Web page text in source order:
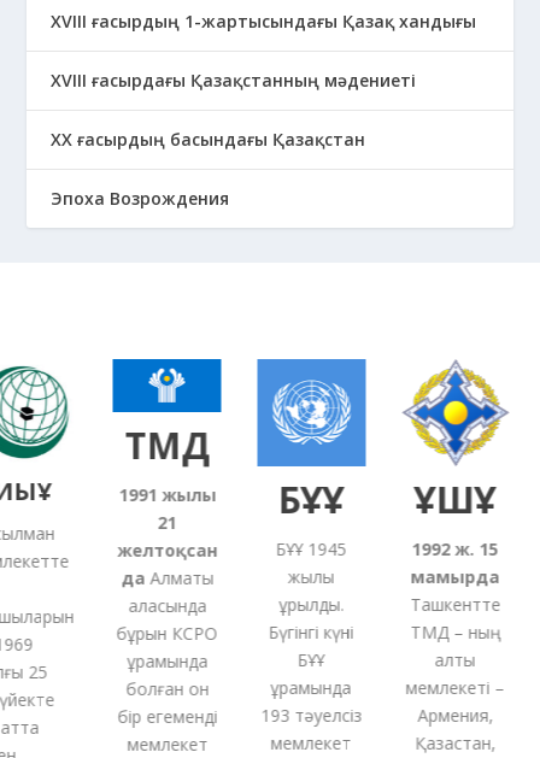
ХVIII ғасырдың 1-жартысындағы Қазақ хандығы
ХVІІІ ғасырдағы Қазақстанның мәдениеті
ХХ ғасырдың басындағы Қазақстан
Эпоха Возрождения
25
ТМД
1991жылғы
21
желтоқсан
даАлматы
қаласында
бұрын КСРО
құрамында
болғанон
бір егеменді
мемлекет
БҰҰ
БҰҰ 1945
жылы
құрылды.
Бүгінгі күні
БҰҰ
құрамында
193 тәуелсіз
мемлекет
ҰҚШҰ
1992 ж. 15
мамырда
Ташкентте
ТМД – ның
алты
мемлекеті –
Армения,
Қазақстан,